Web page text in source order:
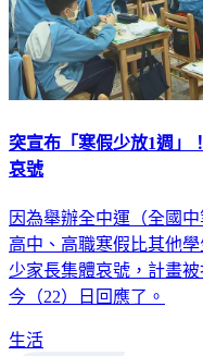
突宣布「寒假少放1週
哀號
因為舉辦全中運（全國
高中、高職寒假比其他
少家長集體哀號，計畫
今（22）日回應了。
生活